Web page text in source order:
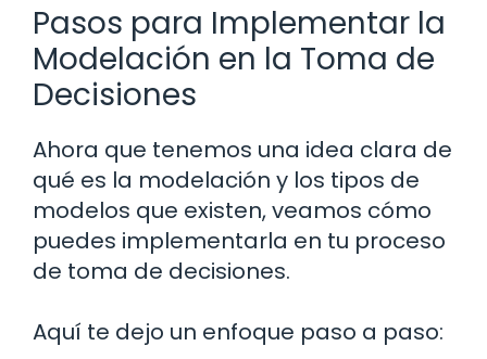
Pasos para Implementar la
Modelación en la Toma de
Decisiones
Ahora que tenemos una idea clara de
qué es la modelación y los tipos de
modelos que existen, veamos cómo
puedes implementarla en tu proceso
de toma de decisiones.
Aquí te dejo un enfoque paso a paso: